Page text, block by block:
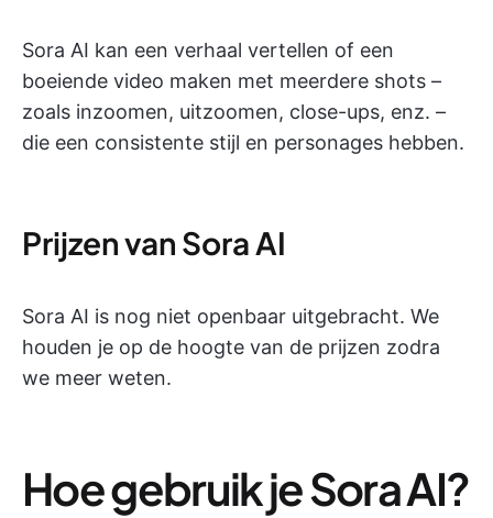
Sora AI kan een verhaal vertellen of een
boeiende video maken met meerdere shots –
zoals inzoomen, uitzoomen, close-ups, enz. –
die een consistente stijl en personages hebben.
Prijzen van Sora AI
Sora AI is nog niet openbaar uitgebracht. We
houden je op de hoogte van de prijzen zodra
we meer weten.
Hoe gebruik je Sora AI?